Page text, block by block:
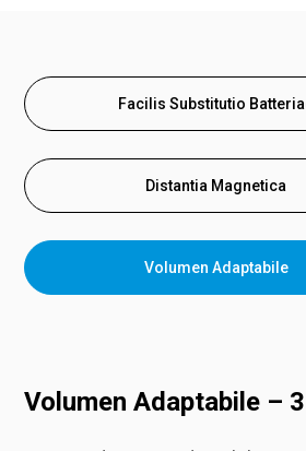
Facilis Substitutio
Distantia Magnetica
Volumen Adaptabile
Volumen Adaptabile –